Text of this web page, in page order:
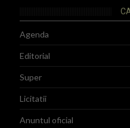
Agenda
Editorial
Super
Licitatii
Anuntul oficial